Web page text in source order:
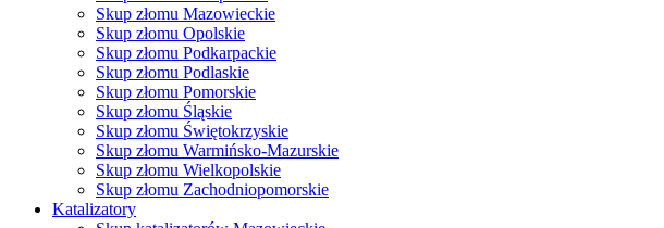
Skup złomu Mazowieckie
Skup złomu Opolskie
Skup złomu Podkarpackie
Skup złomu Podlaskie
Skup złomu Pomorskie
Skup złomu Śląskie
Skup złomu Świętokrzyskie
Skup złomu Warmińsko-Mazurskie
Skup złomu Wielkopolskie
Skup złomu Zachodniopomorskie
Katalizatory